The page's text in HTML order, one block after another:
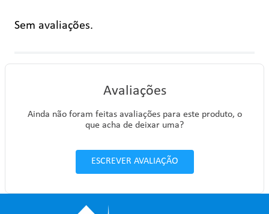
Sem avaliações.
Avaliações
Ainda não foram feitas avaliações para este produto, o
que acha de deixar uma?
ESCREVER AVALIAÇÃO